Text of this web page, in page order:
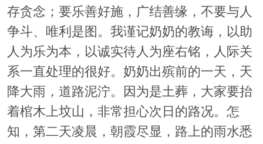
存贪念；要乐善好施，广结善缘，不要与人
争斗、唯利是图。我谨记奶奶的教诲，以助
人为乐为本，以诚实待人为座右铭，人际关
系一直处理的很好。奶奶出殡前的一天，天
降大雨，道路泥泞。因为是土葬，大家要抬
着棺木上坟山，非常担心次日的路况。怎
知，第二天凌晨，朝霞尽显，路上的雨水悉